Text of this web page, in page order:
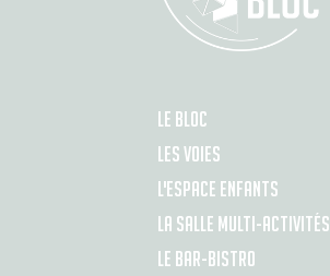
LE BLOC
LES VOIES
L'ESPACE ENFANTS
LA SALLE MULTI-ACTIVITÉS
LE BAR-BISTRO